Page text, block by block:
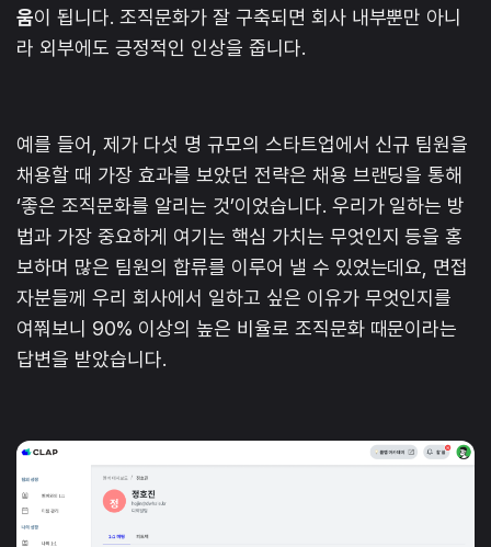
움이 됩니다. 조직문화가 잘 구축되면 회사 내부뿐만 아니
라 외부에도 긍정적인 인상을 줍니다.
예를 들어, 제가 다섯 명 규모의 스타트업에서 신규 팀원을
채용할 때 가장 효과를 보았던 전략은 채용 브랜딩을 통해
‘좋은 조직문화를 알리는 것’이었습니다. 우리가 일하는 방
법과 가장 중요하게 여기는 핵심 가치는 무엇인지 등을 홍
보하며 많은 팀원의 합류를 이루어 낼 수 있었는데요, 면접
자분들께 우리 회사에서 일하고 싶은 이유가 무엇인지를
여쭤보니 90% 이상의 높은 비율로 조직문화 때문이라는
답변을 받았습니다.